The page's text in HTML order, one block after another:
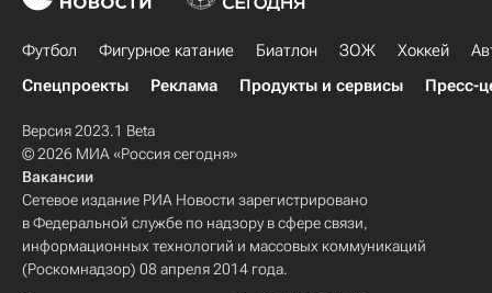
Футбол Фигурное катание Биатлон ЗОЖ Хоккей
Спецпроекты
Реклама Продукты и сервисы Пресс-
Версия 2023.1 Beta
© 2026 МИА «Россия сегодня»
Вакансии
Сетевое издание РИА Новости зарегистрировано
в Федеральной службе по надзору в сфере связи,
информационных технологий и массовых коммуникаций
(Роскомнадзор) 08 апреля 2014 года.